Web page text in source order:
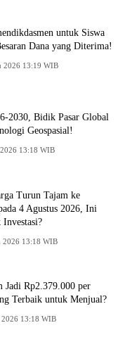
untuk Siswa
Dana yang Diterima!
Kamis, 6 Agu 2026 13:19 WIB
2030, Bidik Pasar Global
Geospasial!
Rabu, 5 Agu 2026 13:18 WIB
Turun Tajam ke
4 Agustus 2026, Ini
Investasi?
Selasa, 4 Agu 2026 13:18 WIB
Jadi Rp2.379.000 per
Terbaik untuk Menjual?
Senin, 3 Agu 2026 13:18 WIB